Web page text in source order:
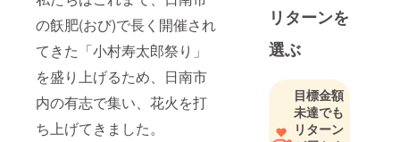
の飫肥(おび)で長く開催され
てきた「小村寿太郎祭り」
を盛り上げるため、日南市
内の有志で集い、花火を打
ち上げてきました。
募りなんと
やってまい
今回もなん
とか花火師
さんたちに
リターンを
選ぶ
目標金額
未達でも
リターン